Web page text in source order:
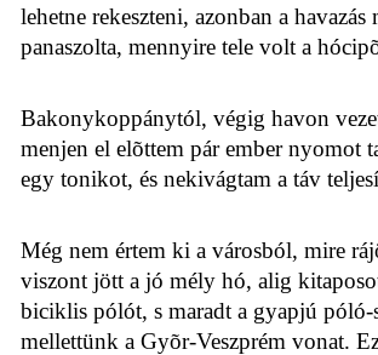
lehetne rekeszteni, azonban a
panaszolta, mennyire tele volt a
Bakonykoppánytól, végig havon
menjen el elõttem pár ember nyomot
egy tonikot, és nekivágtam a táv
Még nem értem ki a városból, mire
viszont jött a jó mély hó, alig
biciklis pólót, s maradt a gyapjú
mellettünk a Gyõr-Veszprém vonat.